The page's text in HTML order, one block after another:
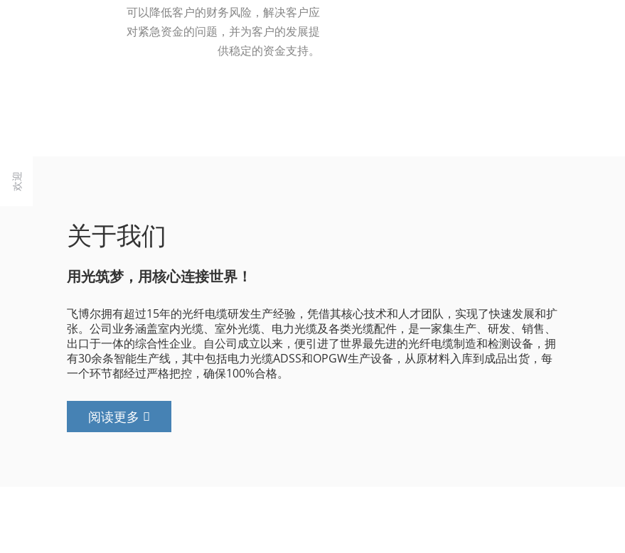
可以降低客户的财务风险，解决客户应
对紧急资金的问题，并为客户的发展提
供稳定的资金支持。
欢迎
关于我们
用光筑梦，用核心连接世界！
飞博尔拥有超过15年的光纤电缆研发生产经验，凭借其核心技术和人才团队，实现了快速发展和扩
张。公司业务涵盖室内光缆、室外光缆、电力光缆及各类光缆配件，是一家集生产、研发、销售、
出口于一体的综合性企业。自公司成立以来，便引进了世界最先进的光纤电缆制造和检测设备，拥
有30余条智能生产线，其中包括电力光缆ADSS和OPGW生产设备，从原材料入库到成品出货，每
一个环节都经过严格把控，确保100%合格。
阅读更多